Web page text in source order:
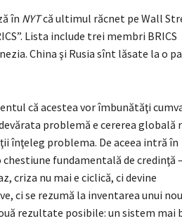
în NYTcă ultimul răcnet pe Wall
Lista include trei membri BRICS
China şi Rusia sînt lăsate la o
că acestea vor îmbunătăţi
problemă e cererea globală
înţeleg problema. De aceea intră în
fundamentală de credinţă
criza nu mai e ciclică, ci devine
ci se rezumă la inventarea unui nou
rezultate posibile: un sistem mai